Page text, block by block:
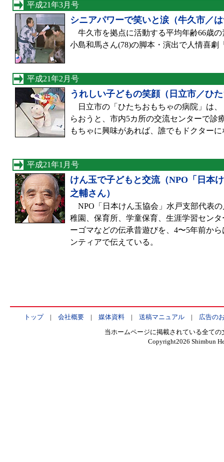
平成21年3月号
シニアパワーで笑いと涙（牛久市／
牛久市を拠点に活動する平均年齢66歳
小島和馬さん(78)の脚本・演出で人情喜劇
平成21年2月号
うれしい子どもの笑顔（日立市／ひ
日立市の「ひたちおもちゃの病院」は
らおうと、市内5カ所の交流センターで診
もちゃに興味があれば、誰でもドクター
平成21年1月号
けん玉で子どもと交流（NPO「日本
之輔さん）
NPO「日本けん玉協会」水戸支部代表
稚園、保育所、学童保育、生涯学習セン
ーゴマなどの伝承昔遊びを、4〜5年前か
ンティアで伝えている。
トップ| 会社概要| 媒体資料| 送稿マニュアル| 広告の
当ホームページに掲載されている全て
Copyright2026 Shimbun